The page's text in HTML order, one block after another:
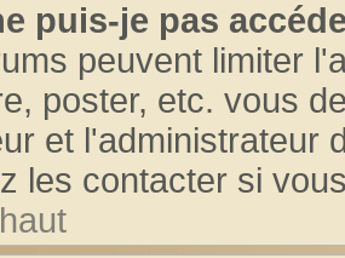
puis-je pas
peuvent limiter
poster, etc. vous
et l'administrateur
les contacter si